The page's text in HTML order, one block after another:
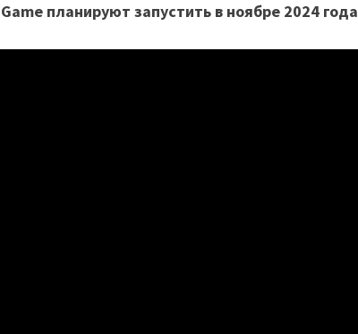
планируют запустить в ноябре 2024 года